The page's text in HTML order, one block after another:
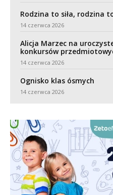
Rodzina to siła, rodzina
14 czerwca 2026
Alicja Marzec na
konkursów
14 czerwca 2026
Ognisko klas ósmych
14 czerwca 2026